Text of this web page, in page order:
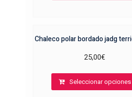
Chaleco polar bordado jadg
25,00€
Seleccionar opciones